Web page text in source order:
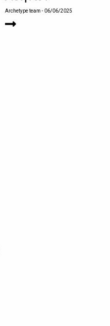
Archetype team - 06/06/2025